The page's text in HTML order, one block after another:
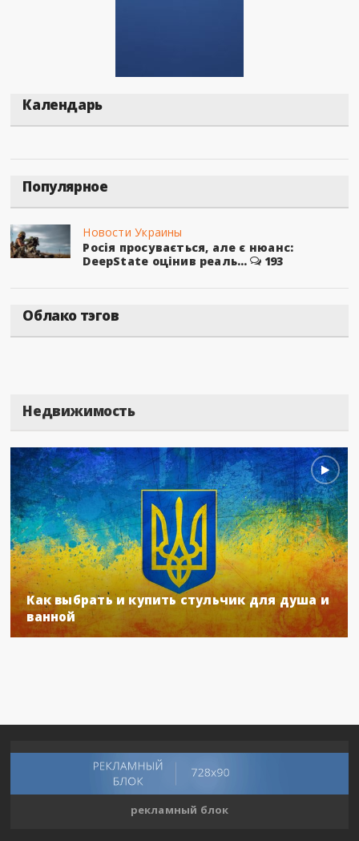
Календарь
Популярное
Новости Украины
Росія просувається, але є нюанс:
DeepState оцінив реаль...
193
Облако тэгов
Недвижимость
Как выбрать и купить стульчик для душа и
ванной
рекламный блок